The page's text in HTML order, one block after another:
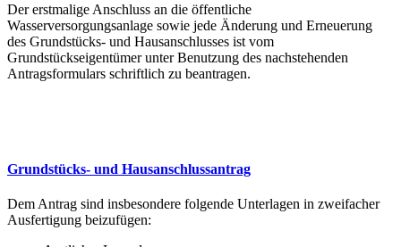
Der erstmalige Anschluss an die öffentliche
Wasserversorgungsanlage sowie jede Änderung und Erneuerung
des Grundstücks- und Hausanschlusses ist vom
Grundstückseigentümer unter Benutzung des nachstehenden
Antragsformulars schriftlich zu beantragen.
Grundstücks- und Hausanschlussantrag
Dem Antrag sind insbesondere folgende Unterlagen in zweifacher
Ausfertigung beizufügen: